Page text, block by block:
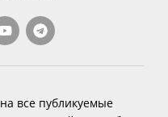
все публикуемые